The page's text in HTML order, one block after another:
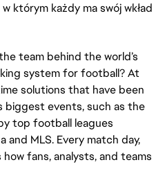
którym każdy ma swój wkład
team behind the world’s
system for football? At
solutions that have been
biggest events, such as the
top football leagues
and MLS. Every match day,
fans, analysts, and teams